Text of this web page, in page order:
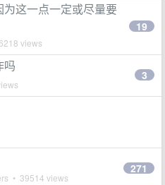
这一点一定或尽量要
views
19
吗
3
• 39514 views
271